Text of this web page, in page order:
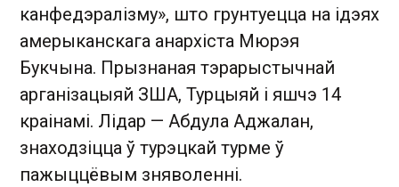
канфедэралізму», што грунтуецца на ідэях
амерыканскага анархіста Мюрэя
Букчына. Прызнаная тэрарыстычнай
арганізацыяй ЗША, Турцыяй і яшчэ 14
краінамі. Лідар — Абдула Аджалан,
знаходзіцца ў турэцкай турме ў
пажыццёвым зняволенні.